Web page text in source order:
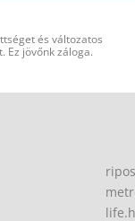
és változatos
Ez jövőnk záloga.